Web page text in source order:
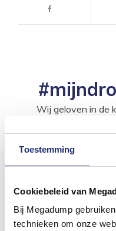
Toestemming
Cookiebeleid van
Bij Megadump
technieken om onze
Wij geloven in de
inspirerende